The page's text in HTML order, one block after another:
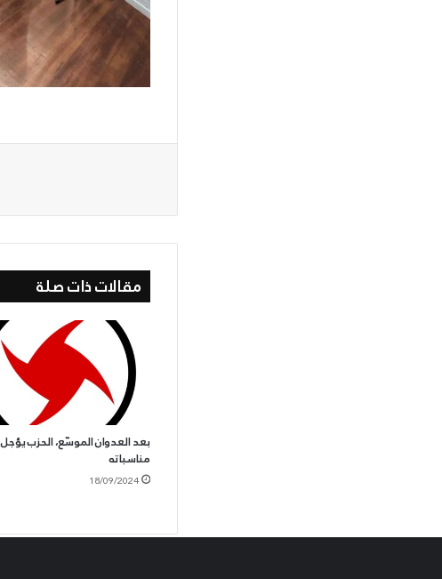
مقالات ذات صلة
بعد العدوان الموسّع، الحزب يؤجل
مناسباته
18/09/2024